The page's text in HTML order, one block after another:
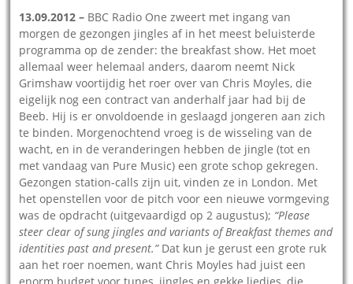
13.09.2012 – BBC Radio One zweert met ingang van
morgen de gezongen jingles af in het meest beluisterde
programma op de zender: the breakfast show. Het moet
allemaal weer helemaal anders, daarom neemt Nick
Grimshaw voortijdig het roer over van Chris Moyles, die
eigelijk nog een contract van anderhalf jaar had bij de
Beeb. Hij is er onvoldoende in geslaagd jongeren aan zich
te binden. Morgenochtend vroeg is de wisseling van de
wacht, en in de veranderingen hebben de jingle (tot en
met vandaag van Pure Music) een grote schop gekregen.
Gezongen station-calls zijn uit, vinden ze in London. Met
het openstellen voor de pitch voor een nieuwe vormgeving
was de opdracht (uitgevaardigd op 2 augustus); “Please
steer clear of sung jingles and variants of Breakfast themes and
identities past and present.”Dat kun je gerust een grote ruk
aan het roer noemen, want Chris Moyles had juist een